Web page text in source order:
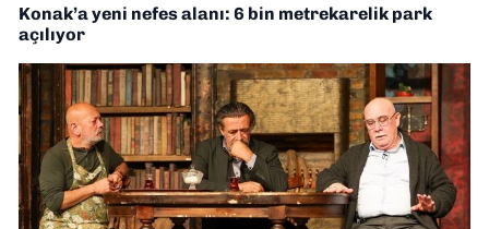
Konak’a yeni nefes alanı: 6 bin metrekarelik park
açılıyor